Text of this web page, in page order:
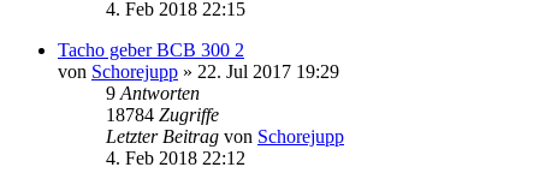
4. Feb 2018 22:15
Tacho geber BCB 300 2
von Schorejupp » 22. Jul 2017 19:29
9 Antworten
18784 Zugriffe
Letzter Beitrag von Schorejupp
4. Feb 2018 22:12